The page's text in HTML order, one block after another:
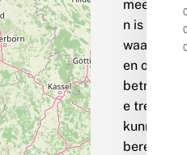
meetpunte
n is
en om een
betrouwbar
e trend te
kunnen
berekenen.